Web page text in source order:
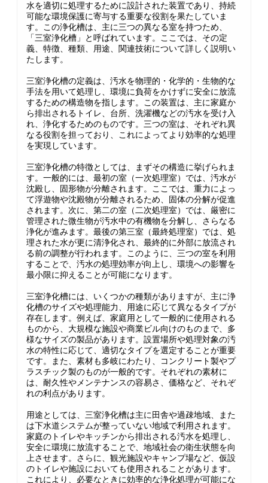
水を適切に処理するために設計された装置であり、持続
可能な環境保護に寄与する重要な役割を果たしていま
す。この浄化槽は、主に三つの異なる室を持つため、
「三室浄化槽」と呼ばれています。ここでは、その定
義、特徴、種類、用途、関連技術について詳しく説明い
たします。
三室浄化槽の定義は、汚水を物理的・化学的・生物的な
手法を用いて処理し、環境に負荷をかけずに安全に放流
するための構造物を指します。この装置は、主に家庭か
ら排出されるトイレ、台所、洗濯機などの汚水を受け入
れ、浄化するためのものです。三つの室は、それぞれ異
なる役割を担っており、これによってより効率的な処理
を実現しています。
三室浄化槽の特徴としては、まずその構造に挙げられま
す。一般的には、最初の室（一次処理室）では、汚水が
沈殿し、固形物が分離されます。ここでは、重力によっ
て浮遊物や沈殿物が分離されるため、固体の分解が促進
されます。次に、第二の室（二次処理室）では、厳密に
管理された微生物が汚水中の有機物を分解し、さらなる
浄化が進みます。最後の第三室（最終処理室）では、処
理された水が更に清浄化され、最終的に外部に放流され
る前の調整が行われます。このように、三つの室を利用
することで、汚水の処理効率が向上し、環境への影響を
最小限に抑えることが可能になります。
三室浄化槽には、いくつかの種類がありますが、主に浄
化槽のサイズや処理能力、用途に応じて異なるタイプが
存在します。例えば、家庭用として一般的に使用される
ものから、大規模な施設や商業ビル向けのものまで、多
様なサイズの製品があります。設置場所や処理対象の汚
水の特性に応じて、適切なタイプを選定することが重要
です。また、素材も多岐にわたり、コンクリート製やプ
ラスチック製のものが一般的です。それぞれの素材に
は、耐久性やメンテナンスの容易さ、価格など、それぞ
れの利点があります。
用途としては、三室浄化槽は主に田舎や過疎地域、また
は下水道システムが整っていない地域で利用されます。
家庭のトイレやキッチンから排出される汚水を処理し、
安全に環境に放流することで、地域社会の衛生状態を向
上させます。さらに、観光施設やキャンプ場など、仮設
のトイレや施設においても使用されることがあります。
これにより、必要なときに効率的な浄化処理が可能にな